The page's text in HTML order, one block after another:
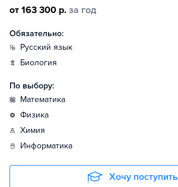
от 163 300 р. за год
Обязательно:
русский язык
биология
По выбору:
математика
физика
химия
информатика
Хочу поступить